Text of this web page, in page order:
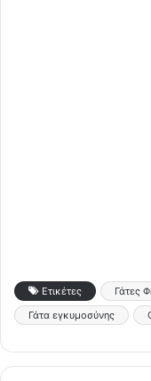
Ετικέτες Γάτες
Γάτα εγκυμοσύνης